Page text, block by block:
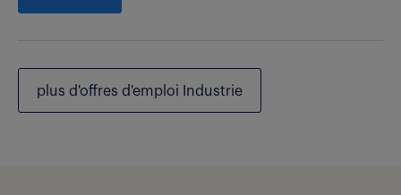
plus d'offres d'emploi Industrie